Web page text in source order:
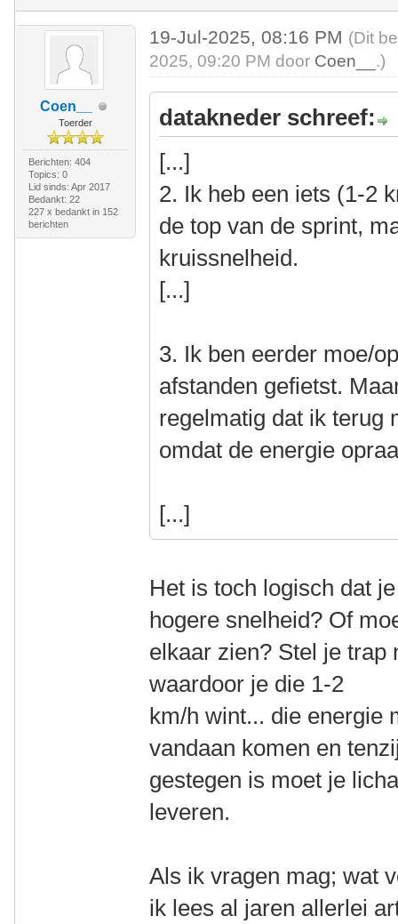
Coen__
Toerder
Berichten: 404
Topics: 0
Lid sinds: Apr 2017
Bedankt: 22
227 x bedankt in 152
berichten
19-Jul-2025, 08:16 PM (Dit
2025, 09:20 PM door Coen__ .)
datakneder schreef:
[...]
2. Ik heb een iets (1-2
de top van de sprint,
kruissnelheid.
[...]
3. Ik ben eerder moe/
afstanden gefietst.
regelmatig dat ik terug
omdat de energie
[...]
Het is toch logisch dat
hogere snelheid? Of
elkaar zien? Stel je trap
waardoor je die 1-2
km/h wint... die energie
vandaan komen en
gestegen is moet je
leveren.
Als ik vragen mag; wat
ik lees al jaren allerlei